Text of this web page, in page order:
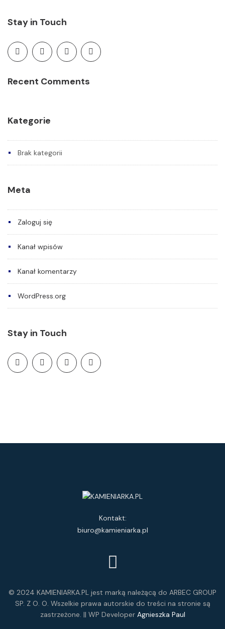
Stay in Touch
Recent Comments
Kategorie
Brak kategorii
Meta
Zaloguj się
Kanał wpisów
Kanał komentarzy
WordPress.org
Stay in Touch
Kontakt:
biuro@kamieniarka.pl
© 2024 KAMIENIARKA.PL jest marką należącą do ARBEC GROUP
SP. Z O. O. Wszelkie prawa autorskie do treści na stronie są
zastrzeżone. || WP Developer Agnieszka Paul